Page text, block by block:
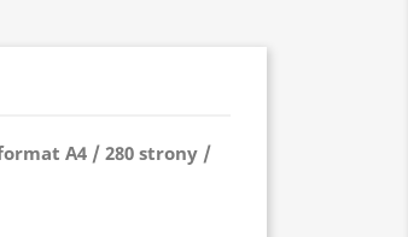
A4 / 280 strony /